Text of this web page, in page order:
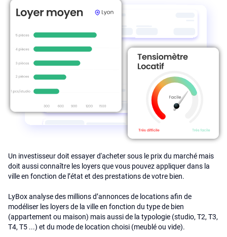
Un investisseur doit essayer d'acheter sous le prix du marché mais
doit aussi connaître les loyers que vous pouvez appliquer dans la
ville en fonction de l’état et des prestations de votre bien.
LyBox analyse des millions d’annonces de locations afin de
modéliser les loyers de la ville en fonction du type de bien
(appartement ou maison) mais aussi de la typologie (studio, T2, T3,
T4, T5 ...) et du mode de location choisi (meublé ou vide).